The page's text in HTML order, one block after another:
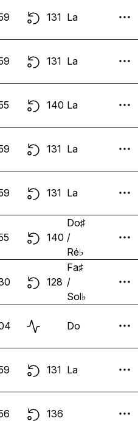
131 La
131 La
140 La
131 La
131 La
140
Do♯
/
Ré♭
128
Fa♯
/
Sol♭
Do
131 La
136